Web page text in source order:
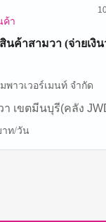
ค้า
วา (จ่ายเงินวันถัด
พาวเวอร์เมนท์ จำกัด
เขตมีนบุรี(คลัง
าท/วัน